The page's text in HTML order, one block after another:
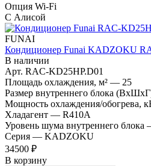
Опция Wi-Fi
С Алисой
FUNAI
Кондиционер Funai KADZOKU
В наличии
Арт. RAC-KD25HP.D01
Площадь охлаждения, м² — 25
Размер внутреннего блока
Мощность охлаждения/обогрева,
Хладагент — R410A
Уровень шума внутреннего блока
Серия — KADZOKU
34500 ₽
В корзину